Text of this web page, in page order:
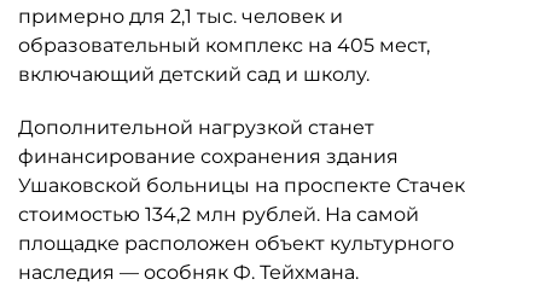
примерно для 2,1 тыс. человек и
образовательный комплекс на 405 мест,
включающий детский сад и школу.
Дополнительной нагрузкой станет
финансирование сохранения здания
Ушаковской больницы на проспекте Стачек
стоимостью 134,2 млн рублей. На самой
площадке расположен объект культурного
наследия — особняк Ф. Тейхмана.